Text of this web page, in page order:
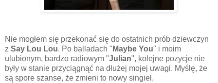
Nie mogłem się przekonać się do ostatnich prób dziewczyn
z Say Lou Lou. Po balladach " Maybe You" i moim
ulubionym, bardzo radiowym "Julian", kolejne pozycje nie
były w stanie przyciągnąć na dłużej mojej uwagi. Myślę, że
są spore szanse, że zmieni to nowy singiel,